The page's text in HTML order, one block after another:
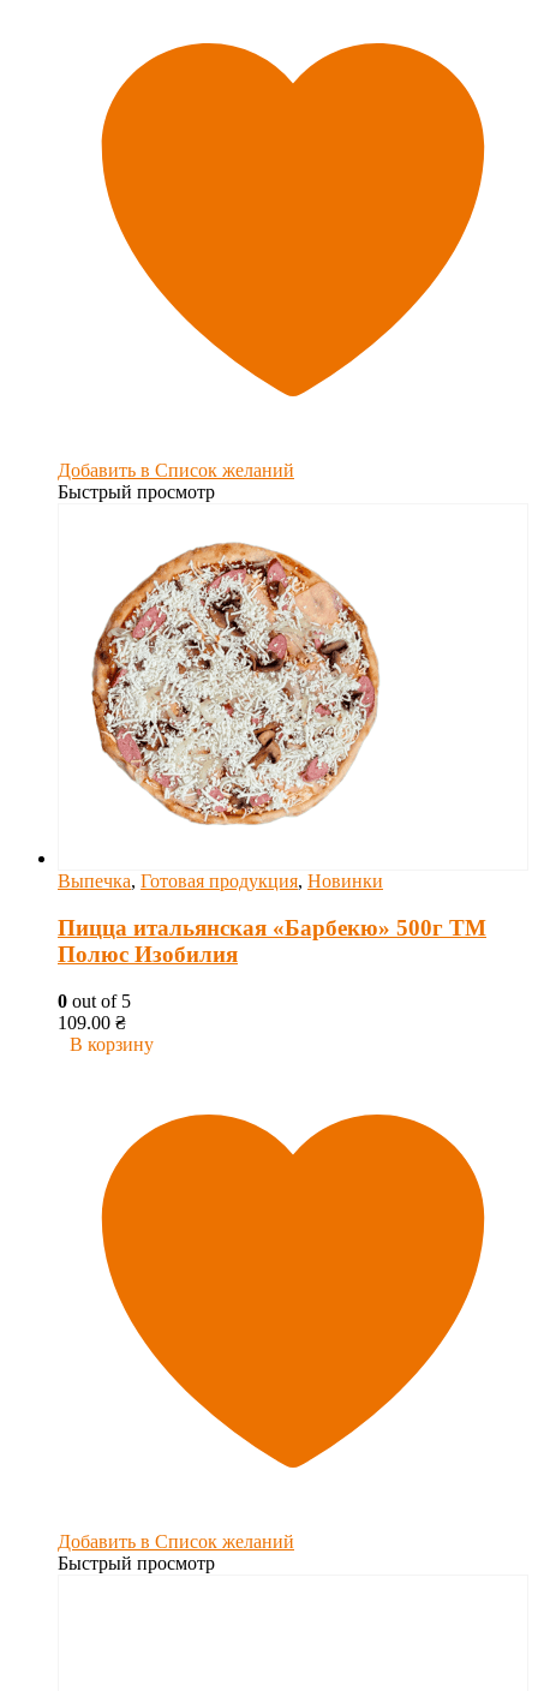
Добавить в Список желаний
Быстрый просмотр
Выпечка, Готовая продукция, Новинки
Пицца итальянская «Барбекю» 500г ТМ
Полюс Изобилия
0 out of 5
109.00 ₴
В корзину
Добавить в Список желаний
Быстрый просмотр